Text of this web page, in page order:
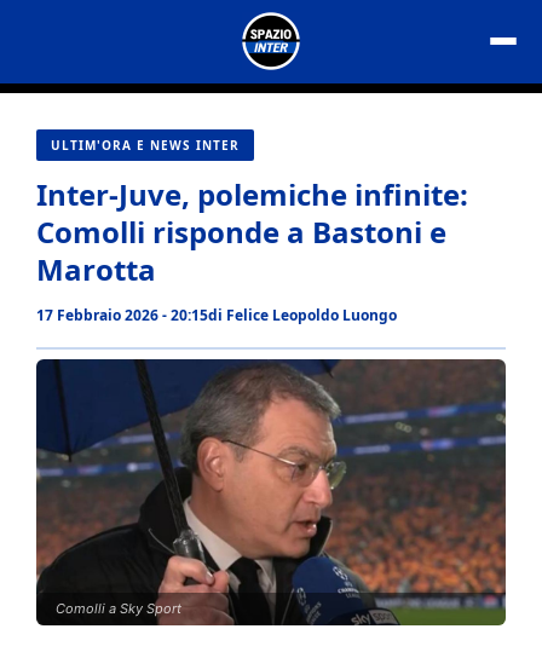
contenuto
ULTIM'ORA E NEWS INTER
Inter-Juve, polemiche infinite:
Comolli risponde a Bastoni e
Marotta
17 Febbraio 2026 - 20:15di Felice Leopoldo Luongo
Comolli a Sky Sport